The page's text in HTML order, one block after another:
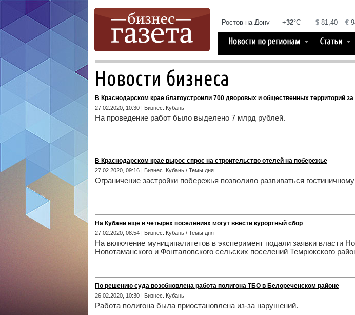
Новости бизнеса
В Краснодарском крае благоустроили 700 дворовых и общественных территорий за
27.02.2020, 10:30 | Бизнес. Кубань
На проведение работ было выделено 7 млрд рублей.
В Краснодарском крае вырос спрос на строительство отелей на побережье
27.02.2020, 09:16 | Бизнес. Кубань / Темы дня
Ограничение застройки побережья позволило развиваться
На Кубани ещё в четырёх поселениях могут ввести курортный сбор
27.02.2020, 08:54 | Бизнес. Кубань / Темы дня
На включение муниципалитетов в эксперимент подали заявки власти
Новотаманского и Фонталовского сельских поселений Темрюкского
По решению суда возобновлена работа полигона ТБО в Белореченском районе
26.02.2020, 10:30 | Бизнес. Кубань
Работа полигона была приостановлена из-за нарушений.